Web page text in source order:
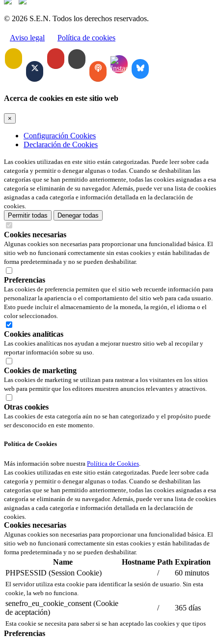
© 2026 S.E.N. Todos los derechos reservados.
Aviso legal Política de cookies
Acerca de cookies en este sitio web
×
Configuración Cookies
Declaración de Cookies
Las cookies utilizadas en este sitio están categorizadas. Puede leer sobre cada
categoría y permitir o denegar algunas o todas. Cuando se deshabilitan las
categorías que se han permitido anteriormente, todas las cookies asignadas a esa
categoría se eliminarán de su navegador. Además, puede ver una lista de cookies
asignadas a cada categoría e información detallada en la declaración de
cookies.
Permitir todas
Denegar todas
Cookies necesarias
Algunas cookies son necesarias para proporcionar una funcionalidad básica. El
sitio web no funcionará correctamente sin estas cookies y están habilitadas de
forma predeterminada y no se pueden deshabilitar.
Preferencias
Las cookies de preferencia permiten que el sitio web recuerde información para
personalizar la apariencia o el comportamiento del sitio web para cada usuario.
Esto puede incluir el almacenamiento de la moneda, la región, el idioma o el
color seleccionados.
Cookies analíticas
Las cookies analíticas nos ayudan a mejorar nuestro sitio web al recopilar y
reportar información sobre su uso.
Cookies de marketing
Las cookies de marketing se utilizan para rastrear a los visitantes en los sitios
web para permitir que los editores muestren anuncios relevantes y atractivos.
Otras cookies
Las cookies de esta categoría aún no se han categorizado y el propósito puede
ser desconocido en este momento.
Política de Cookies
Más información sobre nuestra Política de Cookies.
Las cookies utilizadas en este sitio están categorizadas. Puede leer sobre cada
categoría y permitir o denegar algunas o todas. Cuando se deshabilitan las
categorías que se han permitido anteriormente, todas las cookies asignadas a esa
categoría se eliminarán de su navegador. Además, puede ver una lista de cookies
asignadas a cada categoría e información detallada en la declaración de
cookies.
Cookies necesarias
Algunas cookies son necesarias para proporcionar una funcionalidad básica. El
sitio web no funcionará correctamente sin estas cookies y están habilitadas de
forma predeterminada y no se pueden deshabilitar.
Name Hostname Path Expiration
PHPSESSID (Session Cookie)
/ 60 minutos
El servidor utiliza esta cookie para identificar la sesión de usuario. Sin esta
cookie, la web no funciona.
senefro_eu_cookie_consent (Cookie
de aceptación)
/ 365 días
Esta cookie se necesita para saber si se han aceptado las cookies y que tipos
Preferencias